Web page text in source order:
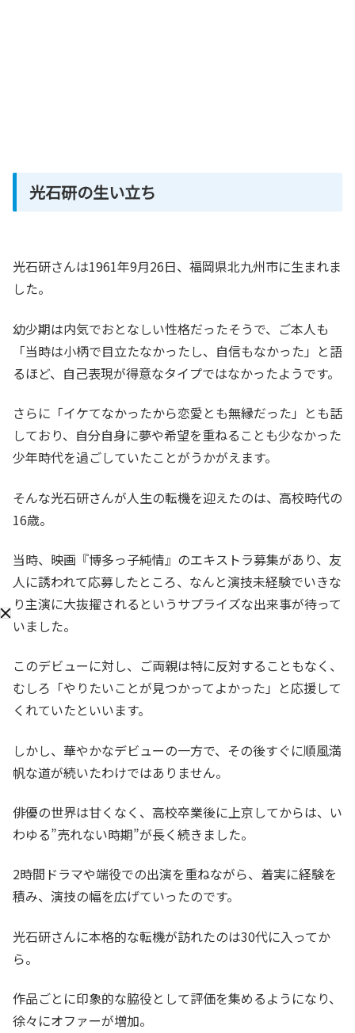
光石研の生い立ち
光石研さんは1961年9月26日、福岡県北九州市に生まれま
した。
幼少期は内気でおとなしい性格だったそうで、ご本人も
「当時は小柄で目立たなかったし、自信もなかった」と語
るほど、自己表現が得意なタイプではなかったようです。
さらに「イケてなかったから恋愛とも無縁だった」とも話
しており、自分自身に夢や希望を重ねることも少なかった
少年時代を過ごしていたことがうかがえます。
そんな光石研さんが人生の転機を迎えたのは、高校時代の
16歳。
当時、映画『博多っ子純情』のエキストラ募集があり、友
人に誘われて応募したところ、なんと演技未経験でいきな
り主演に大抜擢されるというサプライズな出来事が待って
いました。
このデビューに対し、ご両親は特に反対することもなく、
むしろ「やりたいことが見つかってよかった」と応援して
くれていたといいます。
しかし、華やかなデビューの一方で、その後すぐに順風満
帆な道が続いたわけではありません。
俳優の世界は甘くなく、高校卒業後に上京してからは、い
わゆる”売れない時期”が長く続きました。
2時間ドラマや端役での出演を重ねながら、着実に経験を
積み、演技の幅を広げていったのです。
光石研さんに本格的な転機が訪れたのは30代に入ってか
ら。
作品ごとに印象的な脇役として評価を集めるようになり、
徐々にオファーが増加。